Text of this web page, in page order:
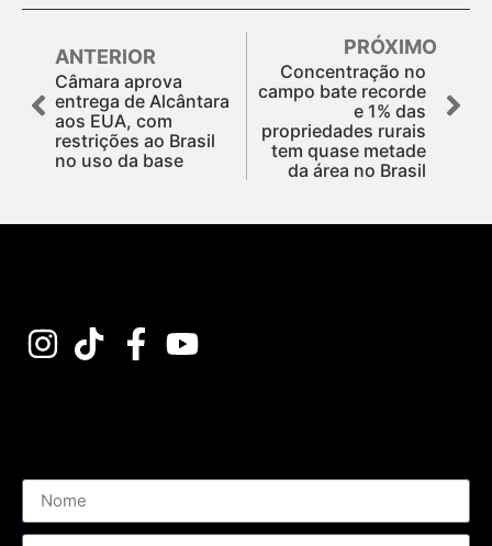
ANTERIOR
Câmara aprova
entrega de Alcântara
aos EUA, com
restrições ao Brasil
no uso da base
PRÓXIMO
Concentração no
campo bate recorde
e 1% das
propriedades rurais
tem quase metade
da área no Brasil